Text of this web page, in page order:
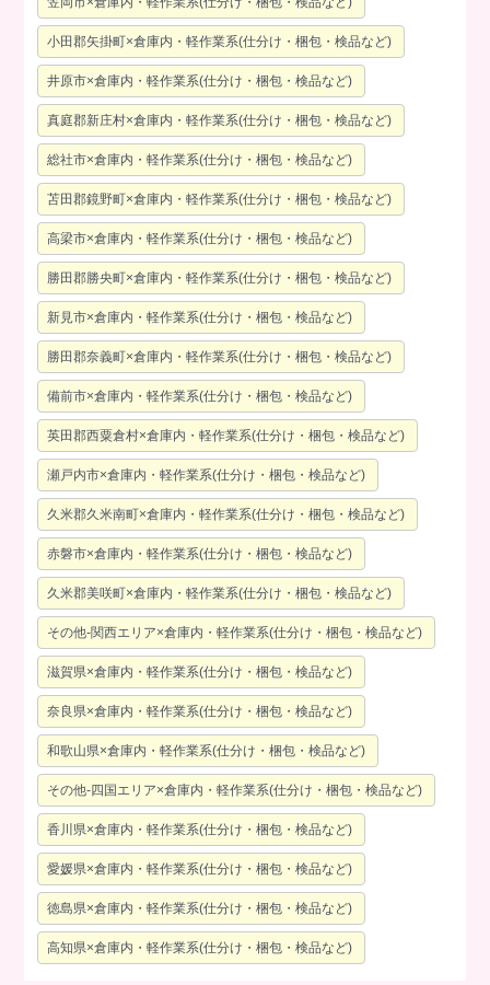
小田郡矢掛町×倉庫内・軽作業系(仕分け・梱包・検品など)
井原市×倉庫内・軽作業系(仕分け・梱包・検品など)
真庭郡新庄村×倉庫内・軽作業系(仕分け・梱包・検品など)
総社市×倉庫内・軽作業系(仕分け・梱包・検品など)
苫田郡鏡野町×倉庫内・軽作業系(仕分け・梱包・検品など)
高梁市×倉庫内・軽作業系(仕分け・梱包・検品など)
勝田郡勝央町×倉庫内・軽作業系(仕分け・梱包・検品など)
新見市×倉庫内・軽作業系(仕分け・梱包・検品など)
勝田郡奈義町×倉庫内・軽作業系(仕分け・梱包・検品など)
備前市×倉庫内・軽作業系(仕分け・梱包・検品など)
英田郡西粟倉村×倉庫内・軽作業系(仕分け・梱包・検品など)
瀬戸内市×倉庫内・軽作業系(仕分け・梱包・検品など)
久米郡久米南町×倉庫内・軽作業系(仕分け・梱包・検品など)
赤磐市×倉庫内・軽作業系(仕分け・梱包・検品など)
久米郡美咲町×倉庫内・軽作業系(仕分け・梱包・検品など)
その他-関西エリア×倉庫内・軽作業系(仕分け・梱包・検品など)
滋賀県×倉庫内・軽作業系(仕分け・梱包・検品など)
奈良県×倉庫内・軽作業系(仕分け・梱包・検品など)
和歌山県×倉庫内・軽作業系(仕分け・梱包・検品など)
その他-四国エリア×倉庫内・軽作業系(仕分け・梱包・検品など)
香川県×倉庫内・軽作業系(仕分け・梱包・検品など)
愛媛県×倉庫内・軽作業系(仕分け・梱包・検品など)
徳島県×倉庫内・軽作業系(仕分け・梱包・検品など)
高知県×倉庫内・軽作業系(仕分け・梱包・検品など)